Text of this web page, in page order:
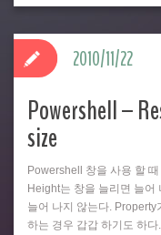
Powershell –
size
Powershell 창을 사용 할
Height는 창을 늘리면 늘어
늘어 나지 않는다.
하는 경우 갑갑 하기도 하
2010/11/22